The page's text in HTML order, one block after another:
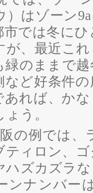
）はゾーン
市では冬に
が、最近こ
緑のままで
など好条件
あれば、か
う。
の例では
ティロン、
ハズカズラ
ンナンバー